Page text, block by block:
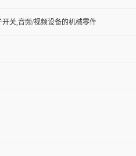
关,音频/视频设备的机械零件